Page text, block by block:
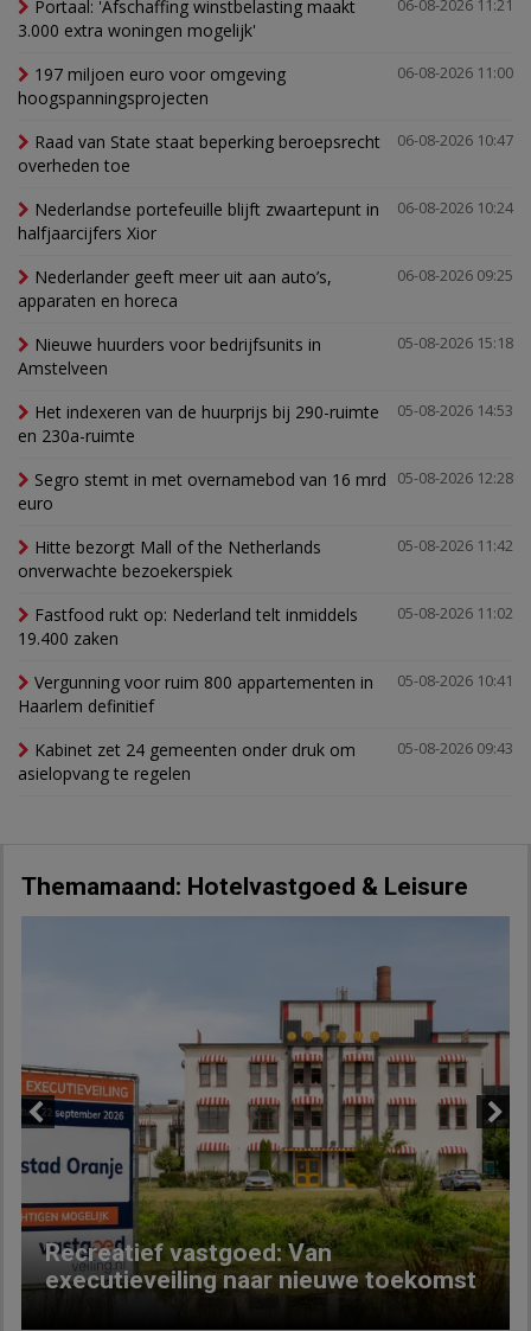
06-08-2026 11:21
Portaal: 'Afschaffing winstbelasting maakt
3.000 extra woningen mogelijk'
06-08-2026 11:00
197 miljoen euro voor omgeving
hoogspanningsprojecten
06-08-2026 10:47
Raad van State staat beperking beroepsrecht
overheden toe
06-08-2026 10:24
Nederlandse portefeuille blijft zwaartepunt in
halfjaarcijfers Xior
06-08-2026 09:25
Nederlander geeft meer uit aan auto’s,
apparaten en horeca
05-08-2026 15:18
Nieuwe huurders voor bedrijfsunits in
Amstelveen
05-08-2026 14:53
Het indexeren van de huurprijs bij 290-ruimte
en 230a-ruimte
05-08-2026 12:28
Segro stemt in met overnamebod van 16 mrd
euro
05-08-2026 11:42
Hitte bezorgt Mall of the Netherlands
onverwachte bezoekerspiek
05-08-2026 11:02
Fastfood rukt op: Nederland telt inmiddels
19.400 zaken
05-08-2026 10:41
Vergunning voor ruim 800 appartementen in
Haarlem definitief
05-08-2026 09:43
Kabinet zet 24 gemeenten onder druk om
asielopvang te regelen
Themamaand: Hotelvastgoed & Leisure
Recreatief vastgoed: Van
executieveiling naar nieuwe toekomst
Next